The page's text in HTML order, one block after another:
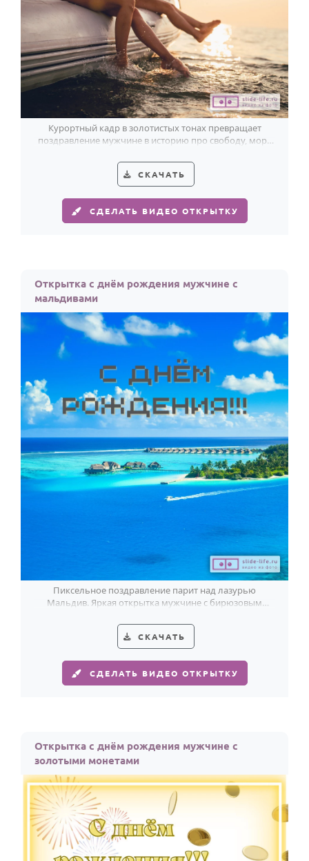
Курортный кадр в золотистых тонах превращает
поздравление мужчине в историю про свободу, море
СКАЧАТЬ
СДЕЛАТЬ ВИДЕО ОТКРЫТКУ
Открытка с днём рождения мужчине с
мальдивами
Пиксельное поздравление парит над лазурью
Мальдив. Яркая открытка мужчине с бирюзовым
СКАЧАТЬ
СДЕЛАТЬ ВИДЕО ОТКРЫТКУ
Открытка с днём рождения мужчине с
золотыми монетами